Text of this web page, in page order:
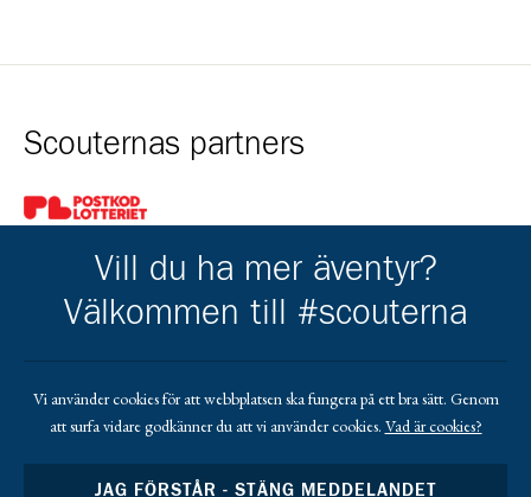
Scouternas partners
Gå till pl_50
Gå till https://www.mera.se/Gå till https://www.lansforsakringar.se/
Gå till https://
Vill du ha mer äventyr?
Välkommen till #scouterna
Vi använder cookies för att webbplatsen ska fungera på ett bra sätt. Genom
att surfa vidare godkänner du att vi använder cookies. Vad är cookies?
JAG FÖRSTÅR - STÄNG MEDDELANDET